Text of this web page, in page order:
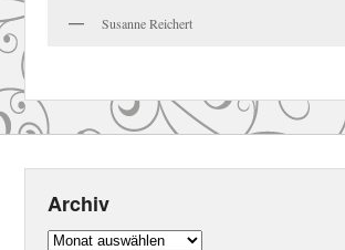
Susanne Reichert
Archiv
Archiv